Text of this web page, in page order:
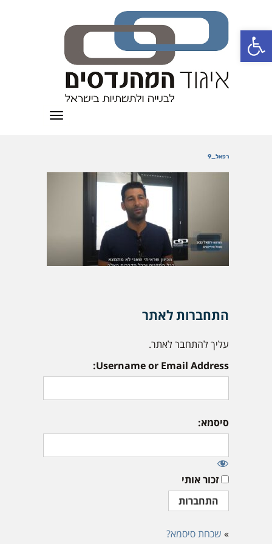
פתח סרגל נגישות
תפריט
רפאל_9
התחברות לאתר
עליך להתחבר לאתר.
Username or Email Address:
סיסמא:
זכור אותי
» שכחת סיסמא?